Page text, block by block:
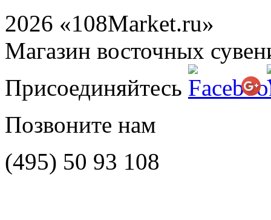
2026 «108Market.ru»
Магазин восточных
Присоединяйтесь
Позвоните нам
(495) 50 93 108